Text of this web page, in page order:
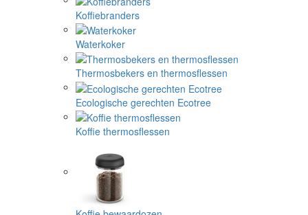
Koffiebranders
Waterkoker
Thermosbekers en thermosflessen
Ecologische gerechten Ecotree
Koffie thermosflessen